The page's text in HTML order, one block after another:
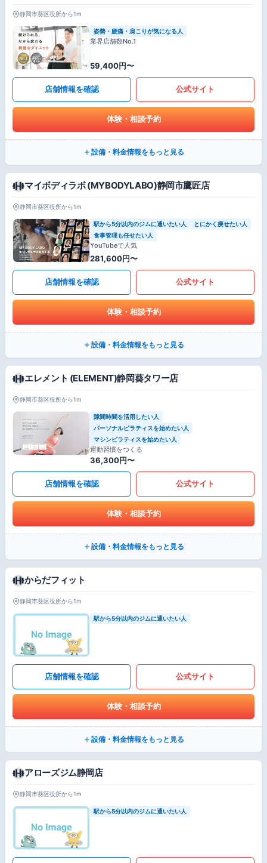
静岡市葵区役所から1m
姿勢・腰痛・肩こりが気になる人
業界店舗数No.1
59,400円〜
店舗情報を確認 公式サイト
体験・相談予約
設備・料金情報をもっと見る
マイボディラボ (MYBODYLABO)静岡市鷹匠店
静岡市葵区役所から1m
駅から5分以内のジムに通いたい人
とにかく痩せたい人
食事管理も任せたい人
YouTubeで人気
281,600円〜
店舗情報を確認 公式サイト
体験・相談予約
設備・料金情報をもっと見る
エレメント (ELEMENT)静岡葵タワー店
静岡市葵区役所から1m
隙間時間を活用したい人
パーソナルピラティスを始めたい人
マシンピラティスを始めたい人
運動習慣をつくる
36,300円〜
店舗情報を確認 公式サイト
体験・相談予約
設備・料金情報をもっと見る
からだフィット
静岡市葵区役所から1m
駅から5分以内のジムに通いたい人
店舗情報を確認 公式サイト
体験・相談予約
設備・料金情報をもっと見る
アローズジム静岡店
静岡市葵区役所から1m
駅から5分以内のジムに通いたい人